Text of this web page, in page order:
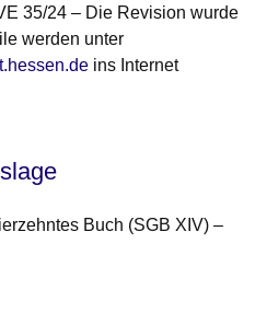
35/24 – Die Revision wurde
werden unter
Fenster
ins Internet
Buch (SGB XIV) –